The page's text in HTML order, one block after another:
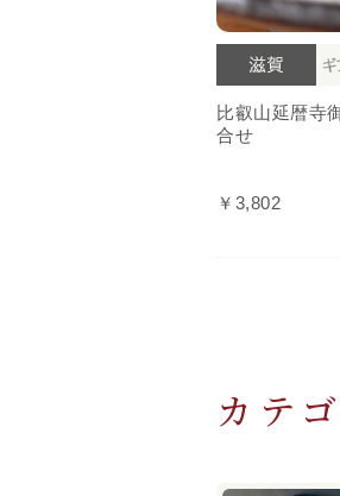
比叡山延暦寺
合せ
￥3,802
カテ